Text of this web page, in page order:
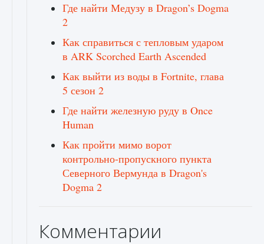
Где найти Медузу в Dragon’s Dogma
2
Как справиться с тепловым ударом
в ARK Scorched Earth Ascended
Как выйти из воды в Fortnite, глава
5 сезон 2
Где найти железную руду в Once
Human
Как пройти мимо ворот
контрольно-пропускного пункта
Северного Вермунда в Dragon's
Dogma 2
Комментарии